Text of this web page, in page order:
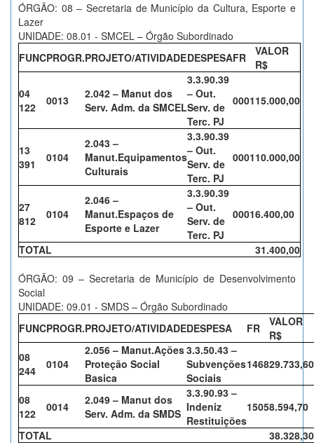
ÓRGÃO: 08 – Secretaria de Município da Cultura, Esporte e
Lazer
UNIDADE: 08.01 - SMCEL – Órgão Subordinado
FUNCPROGR.PROJETO/ATIVIDADEDESPESAFR
VALOR
R$
04
122
0013
2.042 – Manut dos
Serv. Adm. da SMCEL
3.3.90.39
– Out.
Serv. de
Terc. PJ
000115.000,00
13
391
0104
2.043 –
Manut.Equipamentos
Culturais
3.3.90.39
– Out.
Serv. de
Terc. PJ
000110.000,00
27
812
0104
2.046 –
Manut.Espaços de
Esporte e Lazer
3.3.90.39
– Out.
Serv. de
Terc. PJ
00016.400,00
TOTAL 31.400,00
ÓRGÃO: 09 – Secretaria de Município de Desenvolvimento
Social
UNIDADE: 09.01 - SMDS – Órgão Subordinado
FUNCPROGR.PROJETO/ATIVIDADEDESPESA FR
VALOR
R$
08
244
0104
2.056 – Manut.Ações
Proteção Social
Basica
3.3.50.43 –
Subvenções
Sociais
146829.733,60
08
122
0014
2.049 – Manut dos
Serv. Adm. da SMDS
3.3.90.93 –
Indeniz
Restituições
15058.594,70
TOTAL 38.328,30